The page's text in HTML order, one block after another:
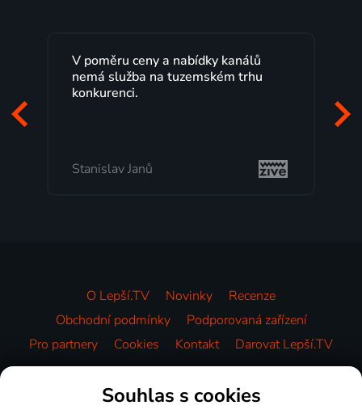
V poměru ceny a nabídky kanálů
nemá služba na tuzemském trhu
konkurenci.
Stanislav Janů
O Lepší.TV Novinky
Recenze
Obchodní podmínky
Podporovaná zařízení
Pro partnery
Cookies Kontakt Darovat Lepší.TV
Videotéka
Souhlas s cookies